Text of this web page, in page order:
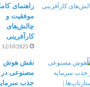
راهنمای
موفقیت و
چالش‌های
کارآفرینی
12/10/2025
نقش هوش
مصنوعی در
جذب